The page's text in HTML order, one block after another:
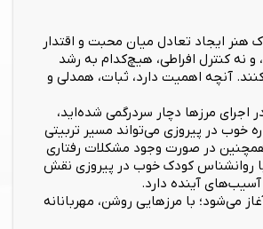
هنر ایجاد تعادل میان محبت و اقتدار
نه کنترل افراطی، هیچ‌کدام به رشد
آنچه اهمیت دارد، ثبات، همدلی و
اجرای مرزها دچار سردرگمی شده‌اید،
خوب در پیروزی می‌تواند مسیر تربیتی
در صورت وجود مشکلات رفتاری
روانشناس کودک خوب در پیروزی نقش
آینده دارد.
می‌شود؛ با مرزهایی روشن، مهربانانه